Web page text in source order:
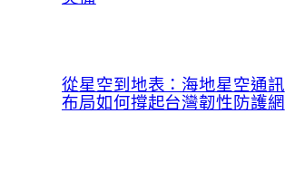
從星空到地表：海地星空通訊
布局如何撐起台灣韌性防護網